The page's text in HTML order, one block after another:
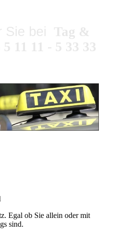
Egal ob Sie allein oder mit
sind.